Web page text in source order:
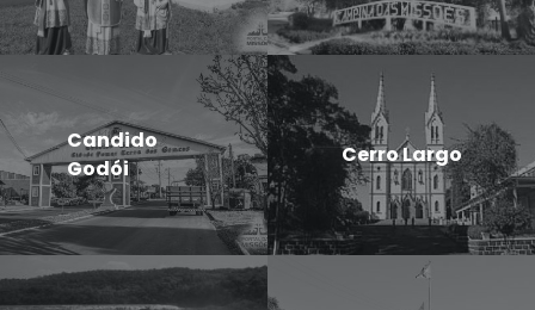
Candido
Godói
Cerro Largo